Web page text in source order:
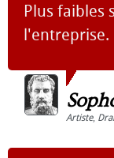
Plus faibles
l'entreprise.
Artiste,